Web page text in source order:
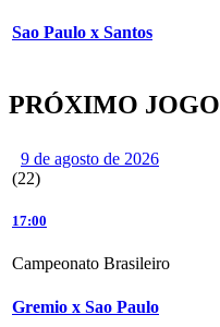
Sao Paulo x Santos
PRÓXIMO JOGO
9 de agosto de 2026
(22)
17:00
Campeonato Brasileiro
Gremio x Sao Paulo